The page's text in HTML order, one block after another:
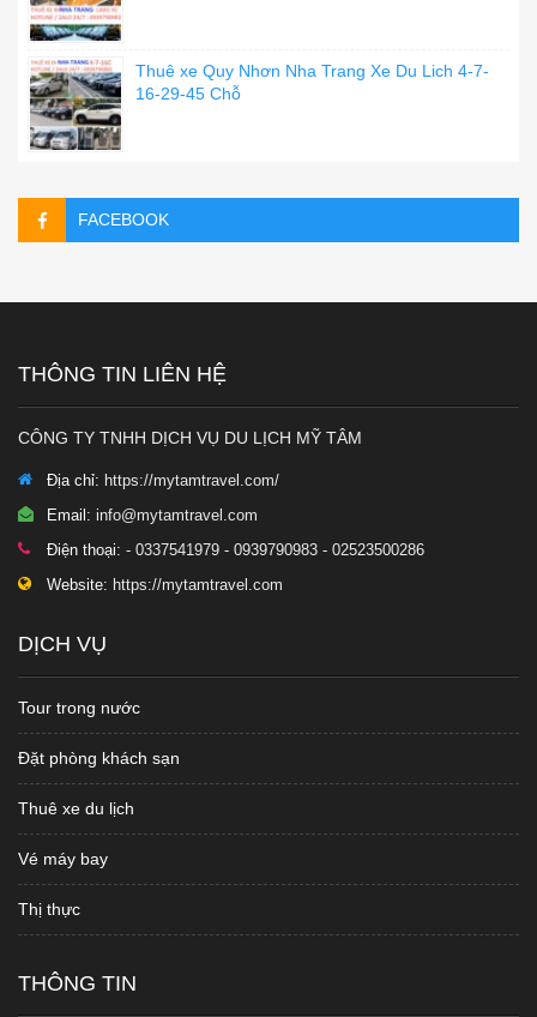
Thuê xe Quy Nhơn Nha Trang Xe Du Lich 4-7-
16-29-45 Chỗ
FACEBOOK
THÔNG TIN LIÊN HỆ
CÔNG TY TNHH DỊCH VỤ DU LỊCH MỸ TÂM
Địa chỉ: https://mytamtravel.com/
Email: info@mytamtravel.com
Điện thoại: - 0337541979 - 0939790983 - 02523500286
Website: https://mytamtravel.com
DỊCH VỤ
Tour trong nước
Đặt phòng khách sạn
Thuê xe du lịch
Vé máy bay
Thị thực
THÔNG TIN